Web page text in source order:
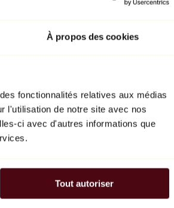
À propos des cookies
fonctionnalités relatives aux médias
l'utilisation de notre site avec nos
ci avec d'autres informations que
Tout autoriser